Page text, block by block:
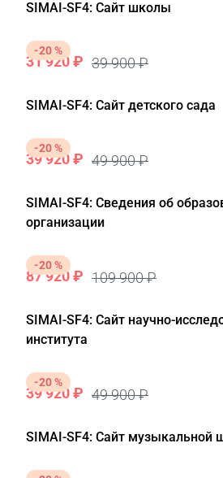
SIMAI-SF4: Сайт школы
-20 %
31 920 ₽ 39 900 ₽
SIMAI-SF4: Сайт детского сада
-20 %
39 920 ₽ 49 900 ₽
SIMAI-SF4: Сведения об
организации
-20 %
87 920 ₽ 109 900 ₽
SIMAI-SF4: Сайт научно-
института
-20 %
39 920 ₽ 49 900 ₽
SIMAI-SF4: Сайт музыкальной